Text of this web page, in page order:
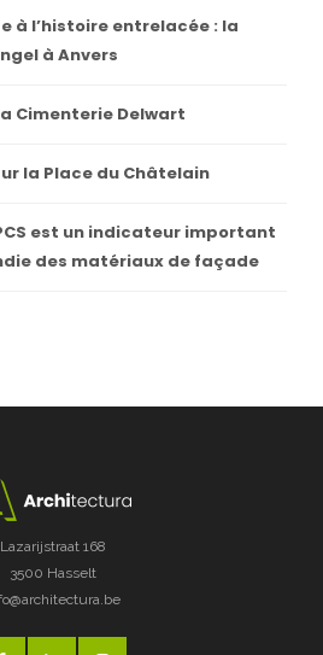
à l’histoire entrelacée : la
à Anvers
Cimenterie Delwart
la Place du Châtelain
est un indicateur important
des matériaux de façade
Lazarijstraat 168
3500 Hasselt